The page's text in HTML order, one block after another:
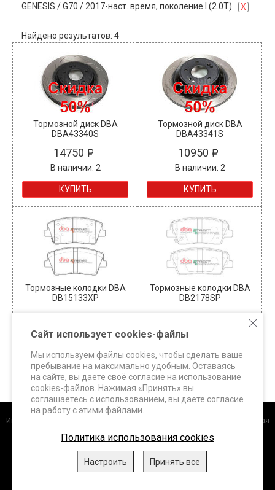
GENESIS /G70 / 2017-наст. время, поколение I (2.0T) X
Найдено результатов: 4
Тормозной диск DBA
DBA43340S
14750
В наличии: 2
КУПИТЬ
Тормозной диск DBA
DBA43341S
10950
В наличии: 2
КУПИТЬ
Тормозные колодки DBA
DB15133XP
15730
В наличии: 1
КУПИТЬ
Тормозные колодки DBA
DB2178SP
12430
В наличии: 2
КУПИТЬ
Интернет-магазин
+7 (495) 648-60-24 +7 (963) 687-56-82 Москва, Дорожная
улица, д.3 к. 5Б info@superbrakes.ru, с 10 до 17 по рабочим дням
DBA (Австралия).FERODO Racing (Италия).HAWK Performance
WHITELINE (Австралия) XTREME Performance,
Сайт использует cookies-файлы
Мы используем файлы cookies, чтобы сделать ваше
пребывание на максимально удобным. Оставаясь
на сайте, вы даете своё согласие на использование
cookies-файлов. Нажимая «Принять» вы
соглашаетесь с использованием, вы даете согласие
на работу с этими файлами.
Политика использования cookies
Настроить Принять все